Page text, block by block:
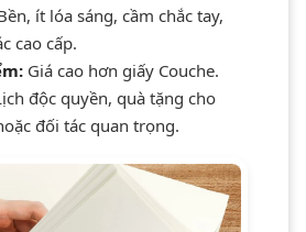
ít lóa sáng, cầm chắc tay,
cao cấp.
Giá cao hơn giấy Couche.
độc quyền, quà tặng cho
đối tác quan trọng.